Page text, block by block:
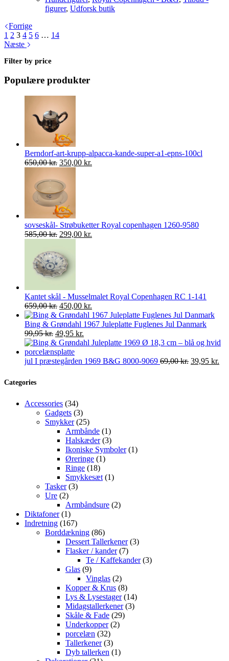
pris
pris
figurer, Udforsk butik
Forrige
1 2 3 4 5 6 … 14
Næste
Filter by price
Populære produkter
Berndorf-art-krupp-alpacca-kande-super-a1-epns-100cl
650,00kr. Den
pris
var:
650,00 kr..
350,00 kr.
sovseskål- Strøbuketter Royal copenhagen 1260-9580
585,00kr. Den
pris
var:
585,00 kr..
299,00 kr.
Kantet skål - Musselmalet Royal Copenhagen RC 1-141
659,00kr. Den
oprindelige
pris
var:
659,00 kr..
450,00 kr.
aktuelle
pris
450,00 kr..
Bing & Grøndahl 1967 Juleplatte Fuglenes Jul Danmark
99,95kr. Den
oprindelige
pris
var:
49,95 kr.
aktuelle
er:
jul I præstegården 1969 B&G 8000-9069 69,00kr. Den
39,95 kr.
Categories
Accessories 3434
varer
Gadgets 33
varer
Smykker 2525
varer
Armbånde 11
vare
Halskæder 33
varer
Ikoniske Symboler 11
Øreringe 11
Ringe 1818
varer
Smykkesæt 11
Tasker 33
Ure 22
varer
Armbåndsure 22
Diktafoner 11
vare
Indretning 167167
varer
Borddækning 8686
varer
Dessert Tallerkener 33
Flasker / kander 77
varer
Te / Kaffekander 33
Glas 99
varer
Vinglas 22
varer
Kopper & Krus 88
varer
Lys & Lysestager 1414
varer
Midagstallerkener 33
Skåle & Fade 2929
Underkopper 22
porcelæn 3232
varer
Tallerkener 33
varer
Dyb tallerken 11